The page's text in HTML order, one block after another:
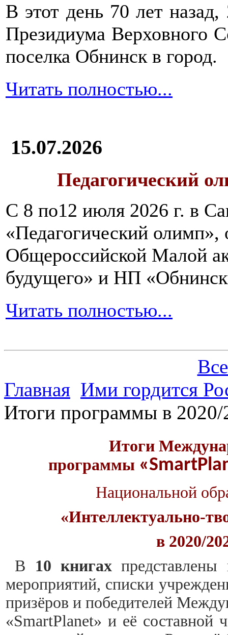
В этот день 70 лет
Президиума Верховного
поселка Обнинск в город.
Читать полностью...
15.07.2026
Педагогический
С 8 по12 июля 2026 г. в
«Педагогический олимп»,
Общероссийской Малой
будущего» и НП
Читать полностью...
Главная Ими гордится
Итоги программы в 2020/
Итоги
программы «Smart
Национальной
«Интеллектуально-
в 2020/
В 10 книгах
мероприятий, списки
призёров и победителей
«SmartPlanet» и её составной